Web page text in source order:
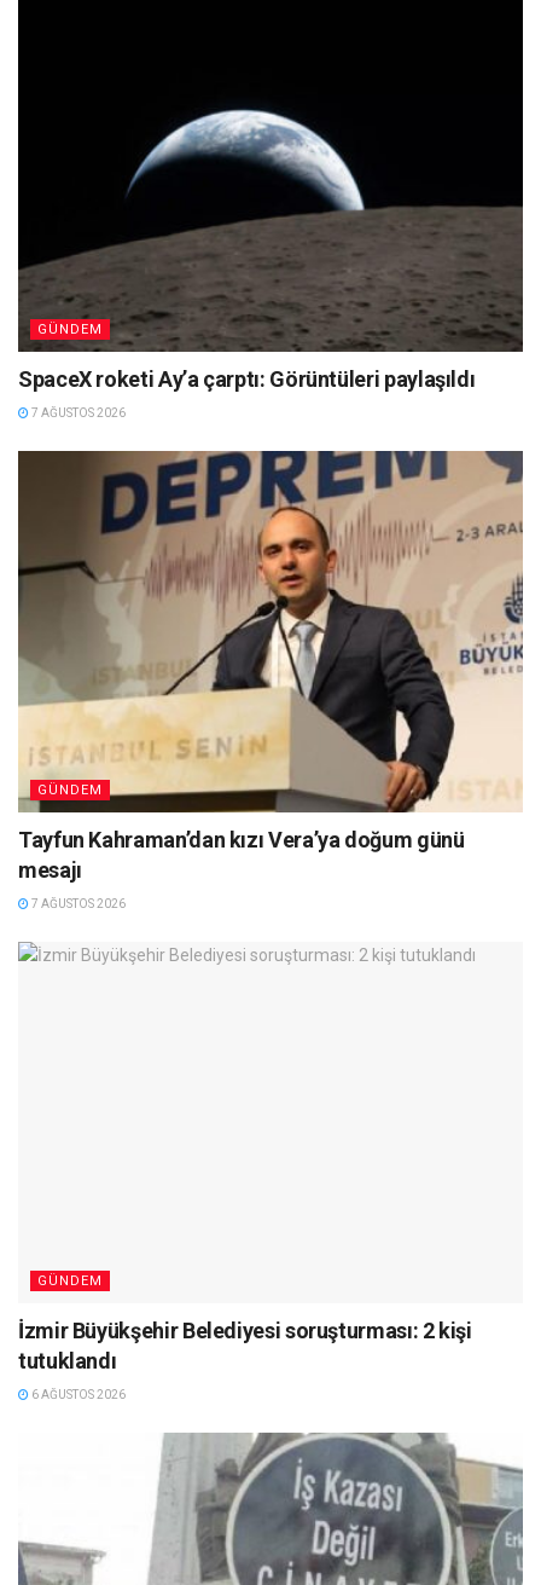
GÜNDEM
SpaceX roketi Ay’a çarptı: Görüntüleri paylaşıldı
7 AĞUSTOS 2026
GÜNDEM
Tayfun Kahraman’dan kızı Vera’ya doğum günü
mesajı
7 AĞUSTOS 2026
GÜNDEM
İzmir Büyükşehir Belediyesi soruşturması: 2 kişi
tutuklandı
6 AĞUSTOS 2026